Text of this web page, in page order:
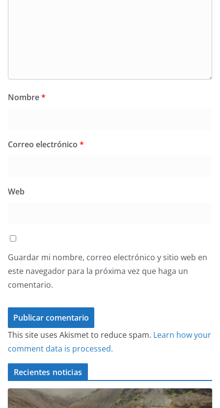
Nombre*
Correo electrónico *
Web
Guardar mi nombre, correo electrónico y sitio web en
este navegador para la próxima vez que haga un
comentario.
This site uses Akismet to reduce spam. Learn how your
comment data is processed.
Recientes noticias